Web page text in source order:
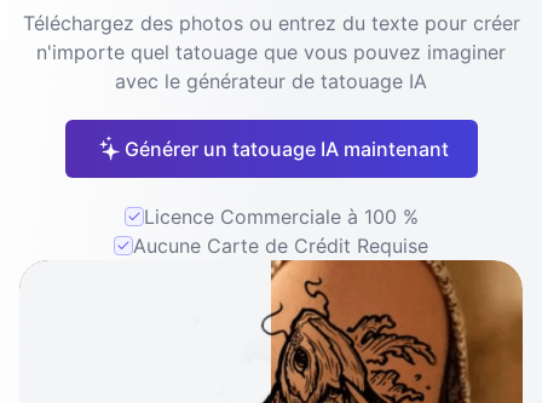
Téléchargez des photos ou entrez du texte pour créer
n'importe quel tatouage que vous pouvez imaginer
avec le générateur de tatouage IA
Générer un tatouage IA maintenant
Licence Commerciale à 100 %
Aucune Carte de Crédit Requise